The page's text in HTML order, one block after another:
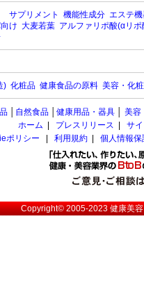
サプリメント 機能性成分 エステ
け 大麦若葉 アルファリポ酸(αリポ
) 化粧品 健康食品の原料 美容・化
自然食品 健康用品・器具 美容
ホーム
プレスリリース
サ
ポリシー
利用規約 個人情報
Copyright© 2005-2023健康美